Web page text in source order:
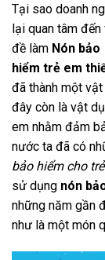
Tại sao doanh
lại quan tâm đến
đề làm Nón bảo
hiểm trẻ em
đã thành một
đây còn là vật
em nhằm đảm
nước ta đã có
bảo hiểm cho
sử dụng nón
những năm gần
như là một món